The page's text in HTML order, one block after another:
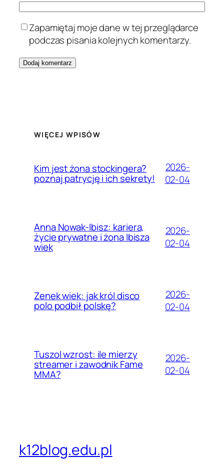
Zapamiętaj moje dane w tej przeglądarce
podczas pisania kolejnych komentarzy.
WIĘCEJ WPISÓW
Kim jest żona stockingera?
poznaj patrycję i ich sekrety!
2026-
02-04
Anna Nowak-Ibisz: kariera,
życie prywatne i żona Ibisza
wiek
2026-
02-04
Zenek wiek: jak król disco
polo podbił polskę?
2026-
02-04
Tuszol wzrost: ile mierzy
streamer i zawodnik Fame
MMA?
2026-
02-04
k12blog.edu.pl